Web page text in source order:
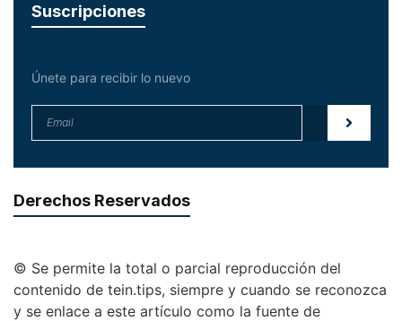
Suscripciones
Únete para recibir lo nuevo
Derechos Reservados
© Se permite la total o parcial reproducción del
contenido de tein.tips, siempre y cuando se reconozca
y se enlace a este artículo como la fuente de